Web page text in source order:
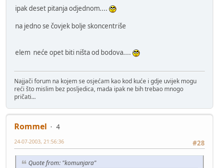
ipak deset pitanja odjednom....
na jedno se čovjek bolje skoncentriše
elem neće opet biti ništa od bodova....
Najjači forum na kojem se osjećam kao kod kuće i gdje uvijek mogu
reći što mislim bez posljedica, mada ipak ne bih trebao mnogo
pričati...
Rommel
4
#28
24-07-2003, 21:56:36
Quote from: "komunjara"